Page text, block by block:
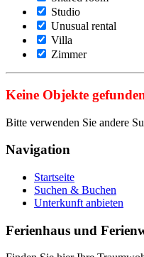
Studio
Unusual rental
Villa
Zimmer
Keine Objekte
Bitte verwenden Sie andere
Navigation
Startseite
Suchen & Buchen
Unterkunft anbieten
Ferienhaus und